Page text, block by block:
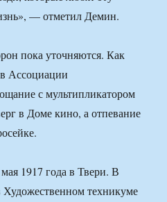
— отметил Демин.
пока уточняются. Как
Ассоциации
с мультипликатором
в Доме кино, а отпевание
1917 года в Твери. В
Художественном техникуме